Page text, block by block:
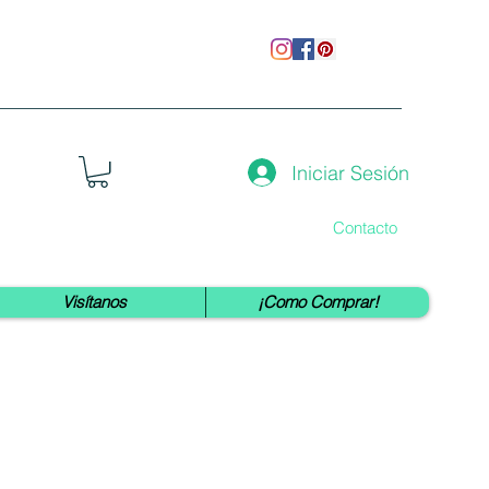
Iniciar Sesión
Contacto
Visítanos ¡Como Comprar!